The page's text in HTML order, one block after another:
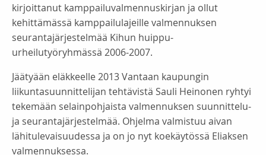
kirjoittanut kamppailuvalmennuskirjan ja ollut
kehittämässä kamppailulajeille valmennuksen
seurantajärjestelmää Kihun huippu-
urheilutyöryhmässä 2006-2007.
Jäätyään eläkkeelle 2013 Vantaan kaupungin
liikuntasuunnittelijan tehtävistä Sauli Heinonen ryhtyi
tekemään selainpohjaista valmennuksen suunnittelu-
ja seurantajärjestelmää. Ohjelma valmistuu aivan
lähitulevaisuudessa ja on jo nyt koekäytössä Eliaksen
valmennuksessa.